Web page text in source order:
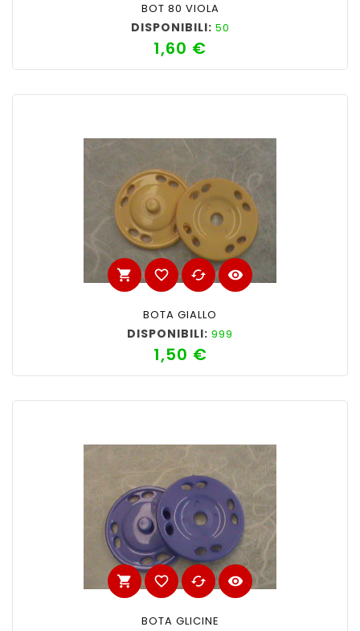
BOT 80 VIOLA
DISPONIBILI: 50
1,60 €
shopping_cart favorite_border cached visibility
BOTA GIALLO
DISPONIBILI: 999
1,50 €Prezzo
shopping_cart favorite_border cached visibility
BOTA GLICINE